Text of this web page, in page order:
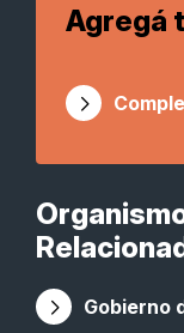
Gobierno
Agregá